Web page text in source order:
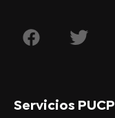
Servicios PUCP